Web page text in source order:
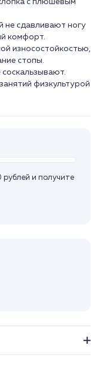
с плюшевым
не сдавливают ногу
комфорт.
износостойкостью,
стопы.
физкультурой
и получите